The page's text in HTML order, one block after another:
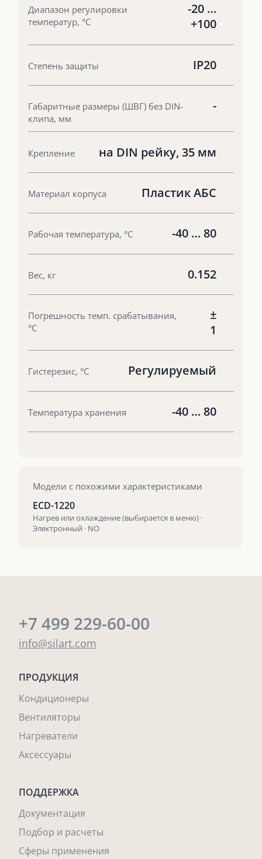
Диапазон регулировки
температур, °С
-20 …
+100
Степень защиты IP20
Габаритные размеры (ШВГ) без DIN-
клипа, мм
-
Крепление на DIN рейку, 35 мм
Материал корпуса Пластик АБС
Рабочая температура, °С -40 … 80
Вес, кг 0.152
Погрешность темп. срабатывания,
°С
±
1
Гистерезис, °С Регулируемый
Температура хранения -40 … 80
Модели с похожими характеристиками
ECD-1220
Нагрев или охлаждение (выбирается в меню) ·
Электронный · NO
+7 499 229-60-00
info@silart.com
ПРОДУКЦИЯ
Кондиционеры
Вентиляторы
Нагреватели
Аксессуары
ПОДДЕРЖКА
Документация
Подбор и расчеты
Сферы применения